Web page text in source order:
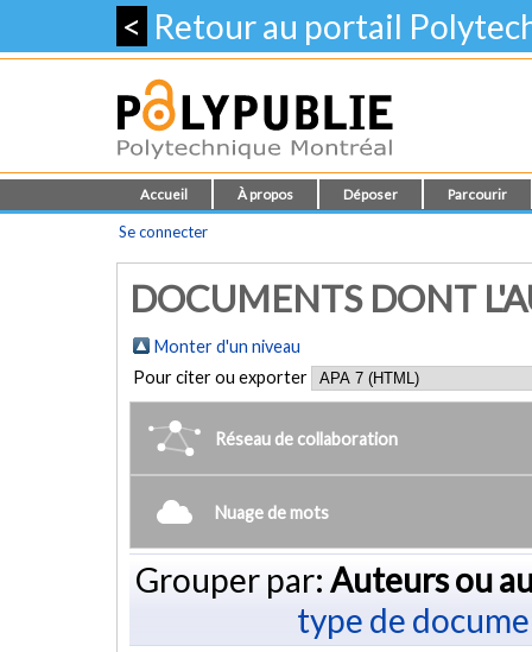
< Retour au portail
Accueil À propos Déposer Parcourir
Se connecter
DOCUMENTS DONT
Monter d'un niveau
Pour citer ou exporter
Réseau de collaboration
Nuage de mots
Grouper par: Auteurs ou
type de